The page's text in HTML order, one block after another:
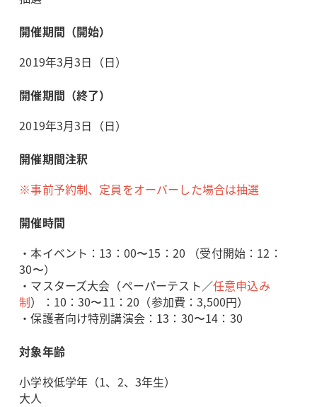
開催期間（開始）
2019年3月3日（日）
開催期間（終了）
2019年3月3日（日）
開催期間注釈
※事前予約制、定員をオーバーした場合は抽選
開催時間
・本イベント： 13：00〜15：20 （受付開始：12：
30〜）
・マスターズ大会（ペーパーテスト ／任意申込み
制）：10：30〜11：20 （参加費：3,500円）
・保護者向け特別講演会：13：30〜14：30
対象年齢
小学校低学年（1、2、3年生）
大人